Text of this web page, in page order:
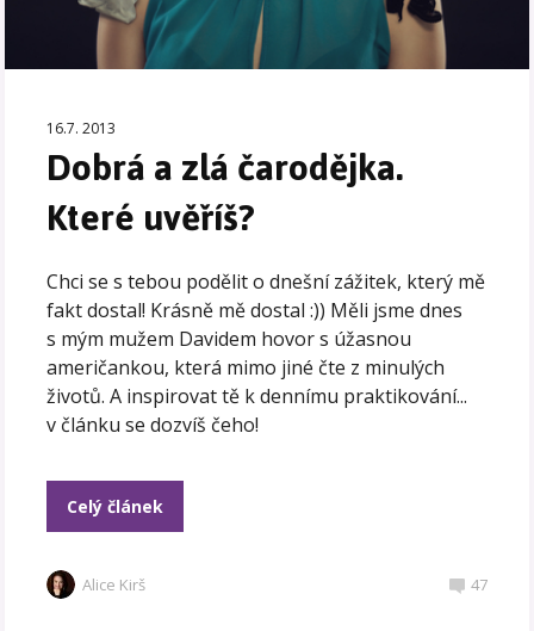
16.7. 2013
Dobrá a zlá čarodějka.
Které uvěříš?
Chci se s tebou podělit o dnešní zážitek, který mě
fakt dostal! Krásně mě dostal :)) Měli jsme dnes
s mým mužem Davidem hovor s úžasnou
američankou, která mimo jiné čte z minulých
životů. A inspirovat tě k dennímu praktikování...
v článku se dozvíš čeho!
Celý článek
Alice Kirš 47